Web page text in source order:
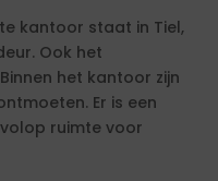
kantoor staat in Tiel,
Ook het
het kantoor zijn
Er is een
ruimte voor